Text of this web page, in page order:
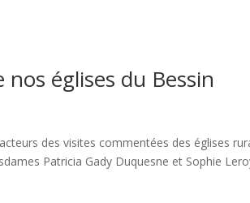
églises du Bessin
des visites commentées des églises
Patricia Gady Duquesne et Sophie